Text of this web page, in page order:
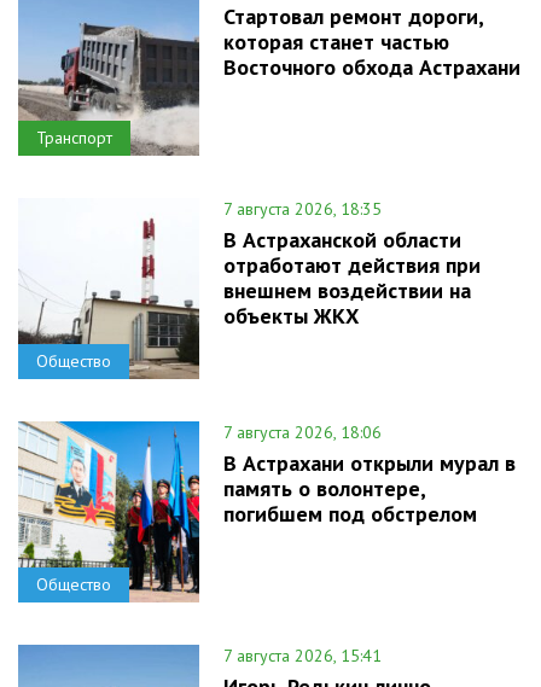
Транспорт
Стартовал ремонт дороги,
которая станет частью
Восточного обхода Астрахани
Общество
7 августа 2026, 18:35
В Астраханской области
отработают действия при
внешнем воздействии на
объекты ЖКХ
Общество
7 августа 2026, 18:06
В Астрахани открыли мурал в
память о волонтере,
погибшем под обстрелом
7 августа 2026, 15:41